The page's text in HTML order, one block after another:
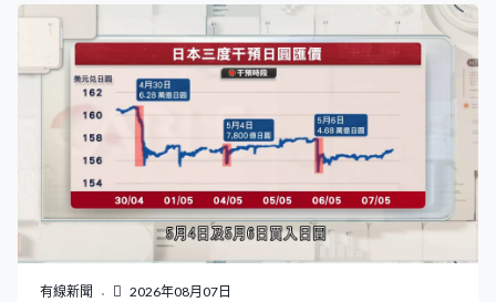
市，下周一接受公開認購，預期發行約4,044萬股，招股價
每股150.8元人民幣，集資約61億人民幣，對應公司市值
約610億人民幣。 是次發售股份有約兩成分配予戰略投資
者，包括同為杭州出身的內地人工智能企業DeepSeek。除
了股份認購，雙方還會開展AI大模型與具身智能相關的合
作研發與產品開發。內地社保基金、騰訊、美團、阿里巴
巴，以及中石油旗下投資基金也是上市戰略投資者。 招股
書披露，宇樹科技去年總共交付5,500部人形機械人，位居
全球第一。去年公司收入按年增長逾3倍，達到17億人民
幣，淨利潤亦有近3億人民幣，毛利率超過60%。
有線新聞 2026年08月07日